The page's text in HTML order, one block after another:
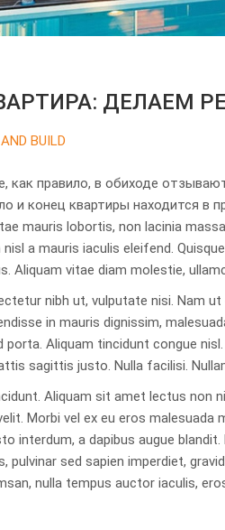
ДЕЛАЕМ
BUILD
как правило, в обиходе
и конец квартиры находится в
mauris lobortis, non lacinia
a mauris iaculis eleifend.
Aliquam vitae diam molestie,
nibh ut, vulputate nisi. Nam
in mauris dignissim,
porta. Aliquam tincidunt congue
sagittis justo. Nulla facilisi.
Aliquam sit amet lectus non
Morbi vel ex eu eros
interdum, a dapibus augue
pulvinar sed sapien imperdiet,
nulla tempus auctor iaculis,